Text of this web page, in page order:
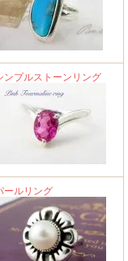
ンプルストーンリング
ールリング